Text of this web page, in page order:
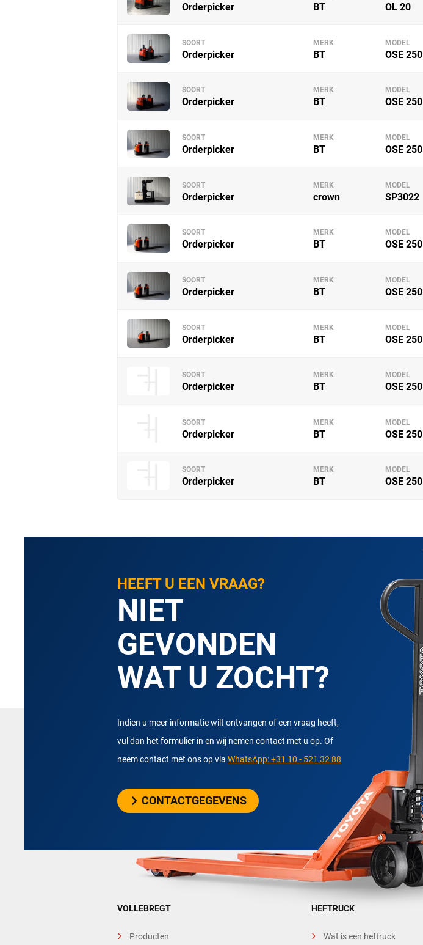
Orderpicker BT OL 20
SOORT
Orderpicker
MERK
BT
MODEL
OSE 250
SOORT
Orderpicker
MERK
BT
MODEL
OSE 250
SOORT
Orderpicker
MERK
BT
MODEL
OSE 250
SOORT
Orderpicker
MERK
crown
MODEL
SP3022
SOORT
Orderpicker
MERK
BT
MODEL
OSE 250
SOORT
Orderpicker
MERK
BT
MODEL
OSE 250
SOORT
Orderpicker
MERK
BT
MODEL
OSE 250
SOORT
Orderpicker
MERK
BT
MODEL
OSE 250
SOORT
Orderpicker
MERK
BT
MODEL
OSE 250
SOORT
Orderpicker
MERK
BT
MODEL
OSE 250
HEEFT U EEN VRAAG?
NIET
GEVONDEN
WAT U ZOCHT?
Indien u meer informatie wilt ontvangen of een vraag heeft,
vul dan het formulier in en wij nemen contact met u op. Of
neem contact met ons op via WhatsApp: +31 10 - 521 32 88
CONTACTGEGEVENS
VOLLEBREGT
Producten
HEFTRUCK
Wat is een heftruck